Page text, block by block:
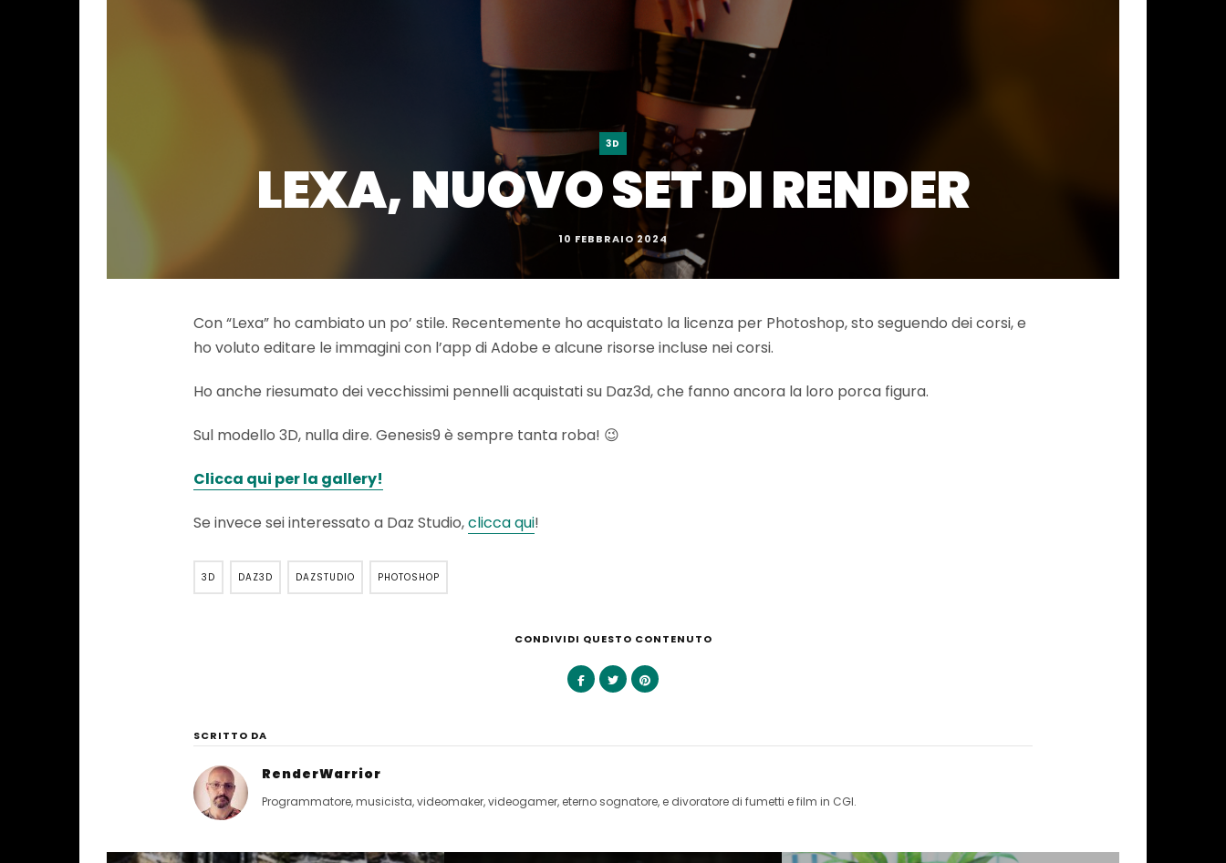
3D
LEXA, NUOVO SET DI RENDER
10 FEBBRAIO 2024
Con “Lexa” ho cambiato un po’ stile. Recentemente ho acquistato la licenza per Photoshop, sto seguendo dei corsi, e
ho voluto editare le immagini con l’app di Adobe e alcune risorse incluse nei corsi.
Ho anche riesumato dei vecchissimi pennelli acquistati su Daz3d, che fanno ancora la loro porca figura.
Sul modello 3D, nulla dire. Genesis9 è sempre tanta roba! 😉
Clicca qui per la gallery!
Se invece sei interessato a Daz Studio,clicca qui!
3D DAZ3D DAZSTUDIO PHOTOSHOP
CONDIVIDI QUESTO CONTENUTO
SCRITTO DA
RenderWarrior
Programmatore, musicista, videomaker, videogamer, eterno sognatore, e divoratore di fumetti e film in CGI.